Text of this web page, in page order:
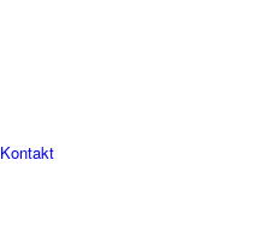
Kontakt